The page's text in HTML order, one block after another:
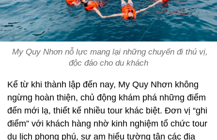
My Quy Nhơn nỗ lực mang lại những chuyến đi thú vị,
độc đáo cho du khách
Kể từ khi thành lập đến nay, My Quy Nhơn không
ngừng hoàn thiện, chủ động khám phá những điểm
đến mới lạ, thiết kế nhiều tour khác biệt. Đơn vị “ghi
điểm” với khách hàng nhờ kinh nghiệm tổ chức tour
du lịch phong phú, sự am hiểu tường tận các địa